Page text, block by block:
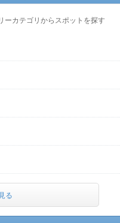
ーカテゴリからスポットを探す
る